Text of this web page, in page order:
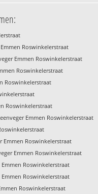
Roswinkelerstraat
Emmen Roswinkelerstraat
Roswinkelerstraat
Roswinkelerstraat
Roswinkelerstraat
Emmen Roswinkelerstraat
Emmen Roswinkelerstraat
Emmen Roswinkelerstraat
Roswinkelerstraat
Roswinkelerstraat
Roswinkelerstraat